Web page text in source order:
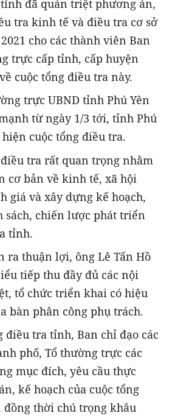
đã quán triệt phương án,
tra kinh tế và điều tra cơ sở
cho các thành viên Ban
trực cấp tỉnh, cấp huyện
cuộc tổng điều tra này.
trực UBND tỉnh Phú Yên
từ ngày 1/3 tới, tỉnh Phú
cuộc tổng điều tra.
tra rất quan trọng nhằm
cơ bản về kinh tế, xã hội
giá và xây dựng kế hoạch,
sách, chiến lược phát triển
tỉnh.
ra thuận lợi, ông Lê Tấn Hồ
tiếp thu đầy đủ các nội
tổ chức triển khai có hiệu
bàn phân công phụ trách.
điều tra tỉnh, Ban chỉ đạo các
phố, Tổ thường trực các
mục đích, yêu cầu thực
kế hoạch của cuộc tổng
đồng thời chú trọng khâu